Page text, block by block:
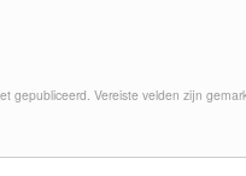
gepubliceerd. Vereiste velden zijn